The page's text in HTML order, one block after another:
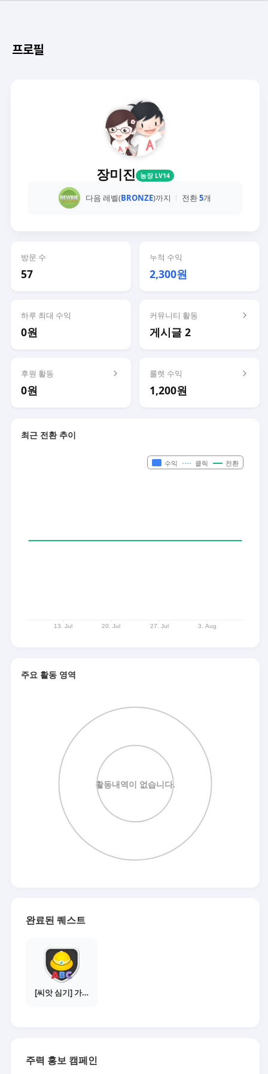
프로필
장미진 농장 LV14
다음 레벨(BRONZE)까지 전환5개
방문 수
57
누적 수익
2,300원
하루 최대 수익
0원
커뮤니티 활동
게시글 2
후원 활동
0원
룰렛 수익
1,200원
최근 전환 추이
주요 활동 영역
완료된 퀘스트
[씨앗 심기] 가이드보기 - 매체별 활동 가이드
주력 홍보 캠페인